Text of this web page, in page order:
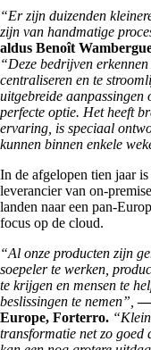
“Er zijn duizenden
zijn van handmatige
aldus Benoît
“Deze bedrijven
centraliseren en te
uitgebreide aanpassingen
perfecte optie. Het heeft
ervaring, is speciaal
kunnen binnen enkele
In de afgelopen tien jaar
leverancier van on-
landen naar een pan-
focus op de cloud.
“Al onze producten zijn
soepeler te werken,
te krijgen en mensen te
beslissingen te nemen”, —
Europe, Forterro.
transformatie net zo goed